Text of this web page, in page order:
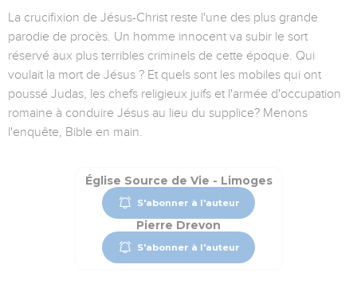
La crucifixion de Jésus-Christ reste l'une des plus grande
parodie de procès. Un homme innocent va subir le sort
réservé aux plus terribles criminels de cette époque. Qui
voulait la mort de Jésus ? Et quels sont les mobiles qui ont
poussé Judas, les chefs religieux juifs et l'armée d'occupation
romaine à conduire Jésus au lieu du supplice? Menons
l'enquête, Bible en main.
Église Source de Vie - Limoges
S'abonner à l'auteur
Pierre Drevon
S'abonner à l'auteur